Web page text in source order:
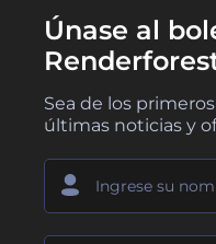
Únase al
Sea de los
últimas noticias y